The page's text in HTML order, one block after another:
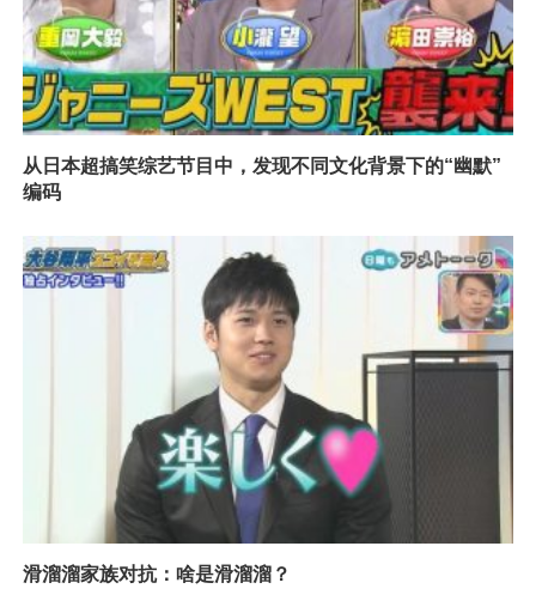
从日本超搞笑综艺节目中，发现不同文化背景下的“幽默”
编码
滑溜溜家族对抗：啥是滑溜溜？